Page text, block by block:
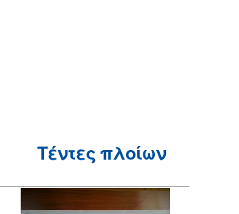
Τέντες πλοίων